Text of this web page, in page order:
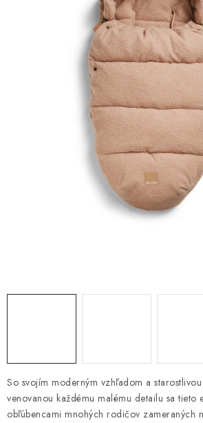
DARČEKOVÉ BOXY
DARČEKOVÉ BOXY
Všeobecné obchodné podmienky
Reklamačný poriadok
Podmienky ochrany osobných údajov a
Formulár na odstúpenie od zmluvy
Newsletter - Ochrana osobných údajov
So svojím moderným vzhľadom a
venovanou každému malému detailu sa tieto
obľúbencami mnohých rodičov zameraných